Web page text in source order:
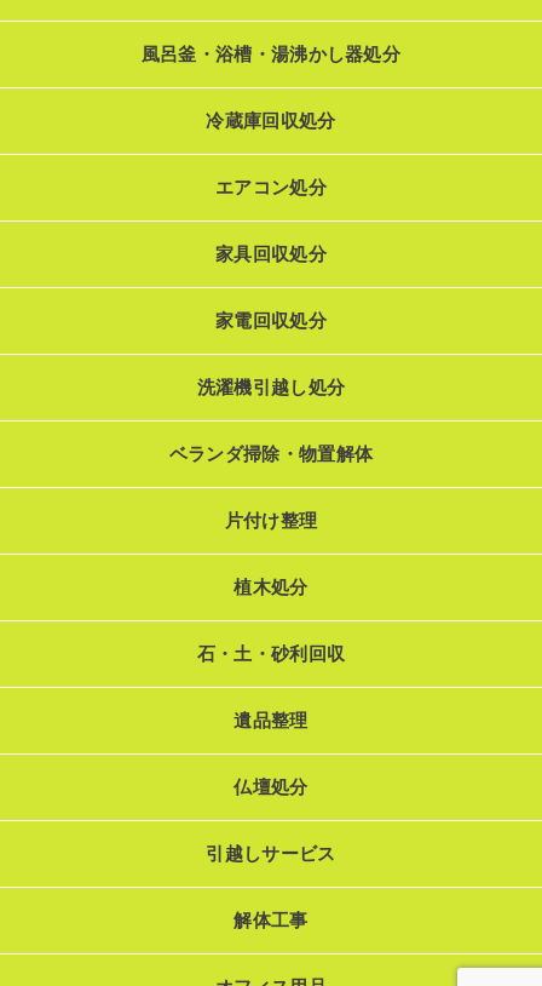
風呂釜・浴槽・湯沸かし器処分
冷蔵庫回収処分
エアコン処分
家具回収処分
家電回収処分
洗濯機引越し処分
ベランダ掃除・物置解体
片付け整理
植木処分
石・土・砂利回収
遺品整理
仏壇処分
引越しサービス
解体工事